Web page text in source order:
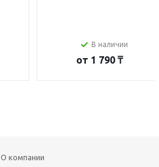
В наличии
от 1 790 ₸
О компании